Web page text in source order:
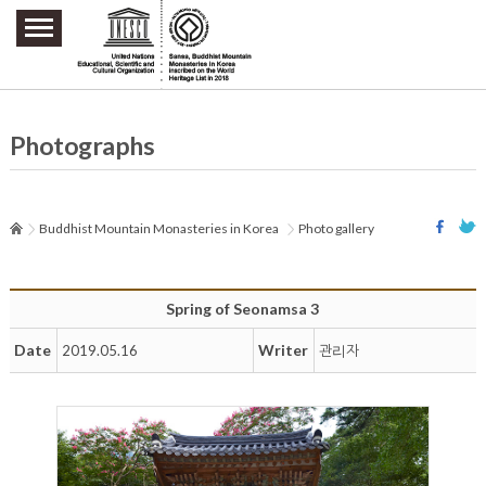
주요메뉴 바로가기
본문 바로가기
하단메뉴 바로가기
Photographs
Buddhist Mountain Monasteries in Korea Photo gallery
Spring of Seonamsa 3
Date 2019.05.16 Writer 관리자